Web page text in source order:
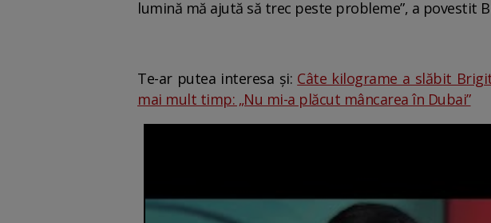
lumină mă ajută să trec peste probleme”, a povestit
Te-ar putea interesa și: Câte kilograme a slăbit
mai mult timp: „Nu mi-a plăcut mâncarea în Dubai”